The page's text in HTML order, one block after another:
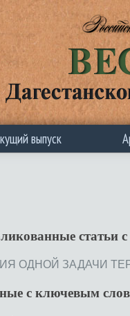
выпуск
статьи
ОДНОЙ ЗАДАЧИ
с ключевым